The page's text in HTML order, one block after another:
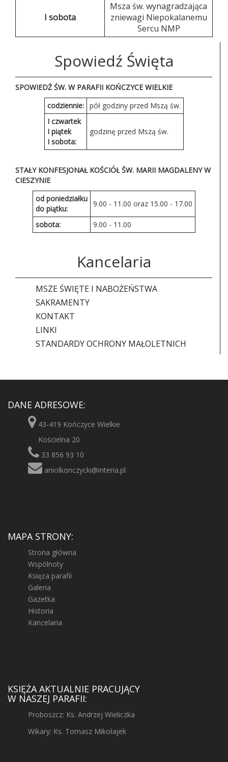
I sobota
Msza św. wynagradzająca
zniewagi Niepokalanemu
Sercu NMP
Spowiedź Święta
SPOWIEDŹ ŚW. W PARAFII KOŃCZYCE WIELKIE
codziennie:
pół godziny przed Mszą św.
I czwartek
I piątek
I sobota:
godzinę przed Mszą św.
STAŁY KONFESJONAŁ KOŚCIÓŁ ŚW. MARII MAGDALENY W
CIESZYNIE
od poniedziałku
do piątku:
9.00 - 11.00 oraz 15.00 - 17.00
sobota: 9.00 - 11.00
Kancelaria
MSZE ŚWIĘTE I NABOŻEŃSTWA
SAKRAMENTY
KONTAKT
LINKI
STANDARDY OCHRONY MAŁOLETNICH
DANE ADRESOWE:
43-419 Kończyce Wielkie
Kościelna 20
33 856 93 10
aniolkonczycki@interia.pl
MAPA STRONY:
Strona główna
Wspólnoty
Księża parafii
Galeria
Gazetka
Historia
Kancelaria
KSIĘŻA AKTUALNIE PRACUJĄCY
W NASZEJ PARAFII:
Proboszcz: Ks. Andrzej Wieliczka
Wikary: Ks. Tomasz Mikołajek